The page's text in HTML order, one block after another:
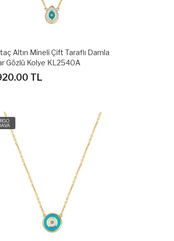
Altın Mineli Çift Taraflı Damla
Gözlü Kolye KL2540A
TL